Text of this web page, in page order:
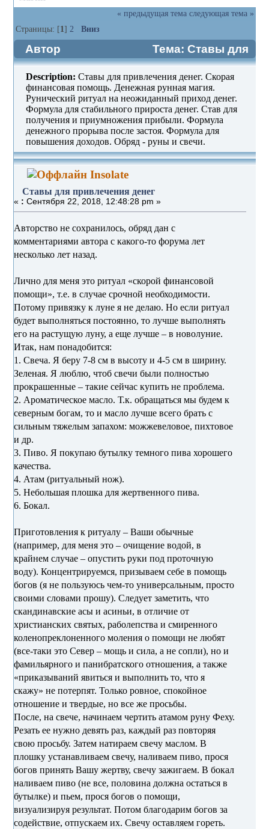
« предыдущая тема следующая тема »
Страницы: [1] 2 Вниз
Автор
Тема: Ставы для
привлечения денег (Прочитано 5349
раз)
Description: Ставы для привлечения денег. Скорая
финансовая помощь. Денежная рунная магия.
Рунический ритуал на неожиданный приход денег.
Формула для стабильного прироста денег. Став для
получения и приумножения прибыли. Формула
денежного прорыва после застоя. Формула для
повышения доходов. Обряд - руны и свечи.
Insolate
Ставы для привлечения денег
« : Сентября 22, 2018, 12:48:28 pm »
Авторство не сохранилось, обряд дан с
комментариями автора с какого-то форума лет
несколько лет назад.
Лично для меня это ритуал «скорой финансовой
помощи», т.е. в случае срочной необходимости.
Потому привязку к луне я не делаю. Но если ритуал
будет выполняться постоянно, то лучше выполнять
его на растущую луну, а еще лучше – в новолуние.
Итак, нам понадобится:
1. Свеча. Я беру 7-8 см в высоту и 4-5 см в ширину.
Зеленая. Я люблю, чтоб свечи были полностью
прокрашенные – такие сейчас купить не проблема.
2. Ароматическое масло. Т.к. обращаться мы будем к
северным богам, то и масло лучше всего брать с
сильным тяжелым запахом: можжевеловое, пихтовое
и др.
3. Пиво. Я покупаю бутылку темного пива хорошего
качества.
4. Атам (ритуальный нож).
5. Небольшая плошка для жертвенного пива.
6. Бокал.
Приготовления к ритуалу – Ваши обычные
(например, для меня это – очищение водой, в
крайнем случае – опустить руки под проточную
воду). Концентрируемся, призываем себе в помощь
богов (я не пользуюсь чем-то универсальным, просто
своими словами прошу). Следует заметить, что
скандинавские асы и асиньи, в отличие от
христианских святых, раболепства и смиренного
коленопреклоненного моления о помощи не любят
(все-таки это Север – мощь и сила, а не сопли), но и
фамильярного и панибратского отношения, а также
«приказываний явиться и выполнить то, что я
скажу» не потерпят. Только ровное, спокойное
отношение и твердые, но все же просьбы.
После, на свече, начинаем чертить атамом руну Феху.
Резать ее нужно девять раз, каждый раз повторяя
свою просьбу. Затем натираем свечу маслом. В
плошку устанавливаем свечу, наливаем пиво, прося
богов принять Вашу жертву, свечу зажигаем. В бокал
наливаем пиво (не все, половина должна остаться в
бутылке) и пьем, прося богов о помощи,
визуализируя результат. Потом благодарим богов за
содействие, отпускаем их. Свечу оставляем гореть.